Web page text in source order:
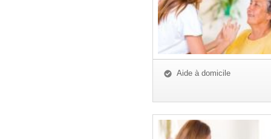
Aide à domicile